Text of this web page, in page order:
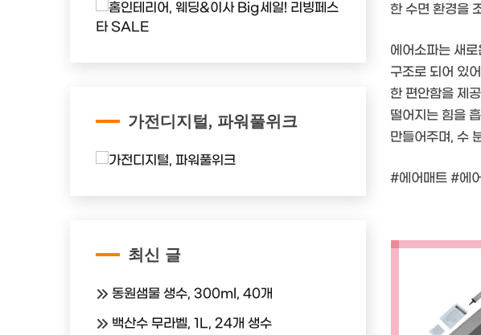
한 수면 환경을
에어소파는 새
구조로 되어 있
한 편안함을 제
떨어지는 힘을
만들어주며, 수
#에어매트 #에
가전디지털, 파워풀위크
최신 글
동원샘물 생수, 300ml, 40개
백산수 무라벨, 1L, 24개 생수